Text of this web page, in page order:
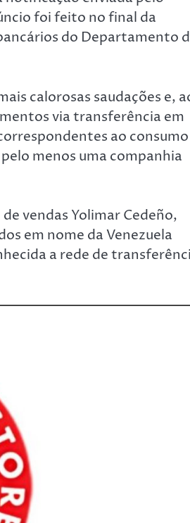
foi feito no final da
do Departamento
calorosas saudações e,
via transferência em
ao consumo
menos uma companhia
vendas Yolimar Cedeño,
em nome da Venezuela
a rede de